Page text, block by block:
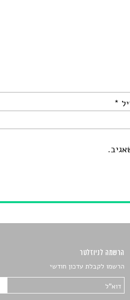
*
הרשמה לניוזלטר
הרשמו לקבלת עדכון חודשי